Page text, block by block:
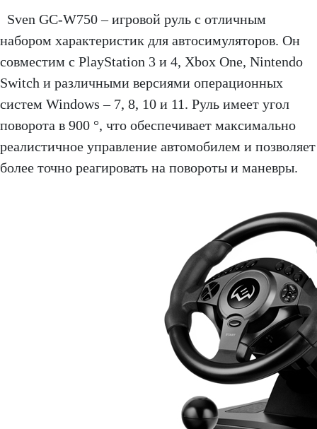
Sven GC-W750 – игровой руль с отличным
набором характеристик для автосимуляторов. Он
совместим с PlayStation 3 и 4, Xbox One, Nintendo
Switch и различными версиями операционных
систем Windows – 7, 8, 10 и 11. Руль имеет угол
поворота в 900 °, что обеспечивает максимально
реалистичное управление автомобилем и позволяет
более точно реагировать на повороты и маневры.